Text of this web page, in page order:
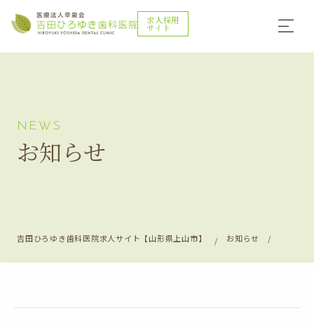
求人採用
サイト
NEWS
お知らせ
吉田ひろゆき歯科医院求人サイト【山形県上山市】 お知らせ